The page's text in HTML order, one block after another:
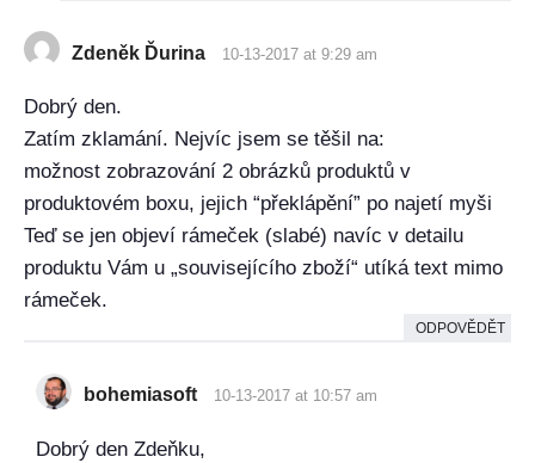
Zdeněk Ďurina 10-13-2017 at 9:29 am
Dobrý den.
Zatím zklamání. Nejvíc jsem se těšil na:
možnost zobrazování 2 obrázků produktů v
produktovém boxu, jejich “překlápění” po najetí myši
Teď se jen objeví rámeček (slabé) navíc v detailu
produktu Vám u „souvisejícího zboží“ utíká text mimo
rámeček.
ODPOVĚDĚT
bohemiasoft 10-13-2017 at 10:57 am
Dobrý den Zdeňku,